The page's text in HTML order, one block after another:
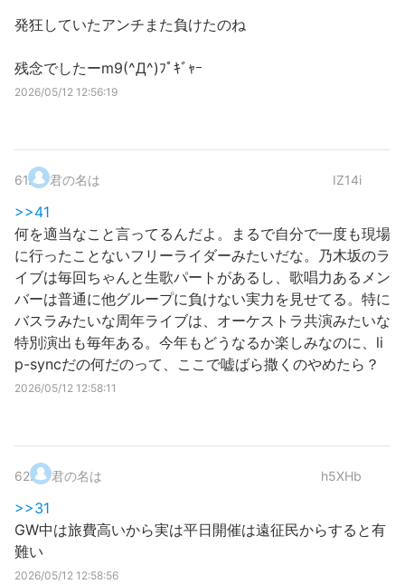
発狂していたアンチまた負けたのね
残念でしたーm9(^Д^)ﾌﾟｷﾞｬｰ
2026/05/12 12:56:19
61. 君の名は IZ14i
>>41
何を適当なこと言ってるんだよ。まるで自分で一度も現場
に行ったことないフリーライダーみたいだな。乃木坂のラ
イブは毎回ちゃんと生歌パートがあるし、歌唱力あるメン
バーは普通に他グループに負けない実力を見せてる。特に
バスラみたいな周年ライブは、オーケストラ共演みたいな
特別演出も毎年ある。今年もどうなるか楽しみなのに、li
p-syncだの何だのって、ここで嘘ばら撒くのやめたら？
2026/05/12 12:58:11
62. 君の名は h5XHb
>>31
GW中は旅費高いから実は平日開催は遠征民からすると有
難い
2026/05/12 12:58:56